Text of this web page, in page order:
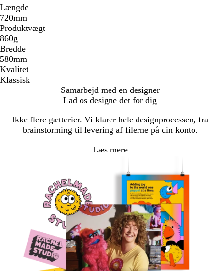
Længde
720mm
Produktvægt
860g
Bredde
580mm
Kvalitet
Klassisk
Samarbejd med en designer
Lad os designe det for dig
Ikke flere gætterier. Vi klarer hele designprocessen, fra
brainstorming til levering af filerne på din konto.
Læs mere